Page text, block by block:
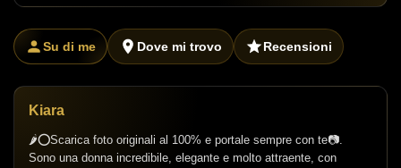
Su di me Dove mi trovo Recensioni
Kiara
🌶⭕Scarica foto originali al 100% e portale sempre con te📷.
Sono una donna incredibile, elegante e molto attraente, con